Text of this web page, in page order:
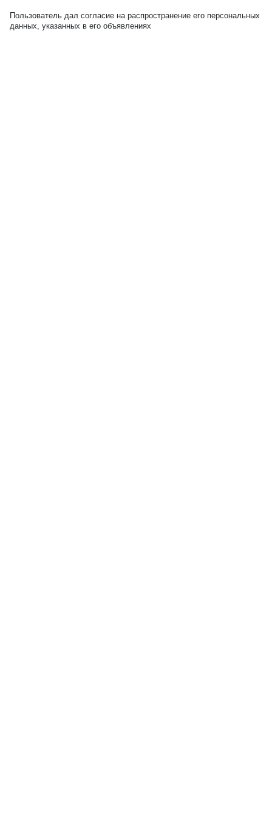
Пользователь дал согласие на распространение его персональных
данных, указанных в его объявлениях